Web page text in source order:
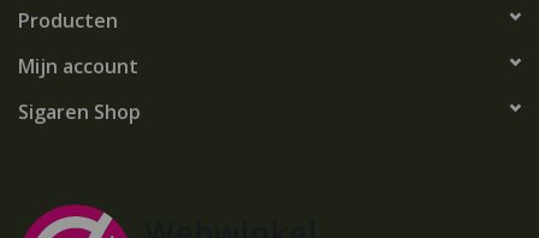
Producten
Mijn account
Sigaren Shop